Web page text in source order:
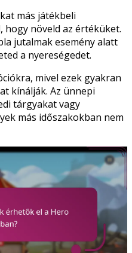
más játékbeli
hogy növeld az értéküket.
jutalmak esemény alatt
a nyereségedet.
mivel ezek gyakran
kínálják. Az ünnepi
tárgyakat vagy
más időszakokban nem